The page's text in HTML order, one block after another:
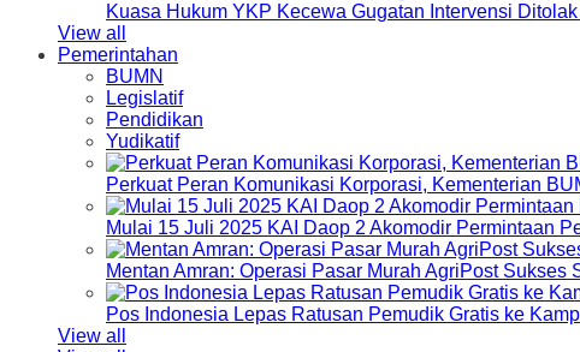
Kuasa Hukum YKP Kecewa Gugatan Intervensi
View all
Pemerintahan
BUMN
Legislatif
Pendidikan
Yudikatif
Perkuat Peran Komunikasi Korporasi, Kementerian
Mulai 15 Juli 2025 KAI Daop 2 Akomodir Permintaan
Mentan Amran: Operasi Pasar Murah AgriPost
Pos Indonesia Lepas Ratusan Pemudik Gratis ke
View all